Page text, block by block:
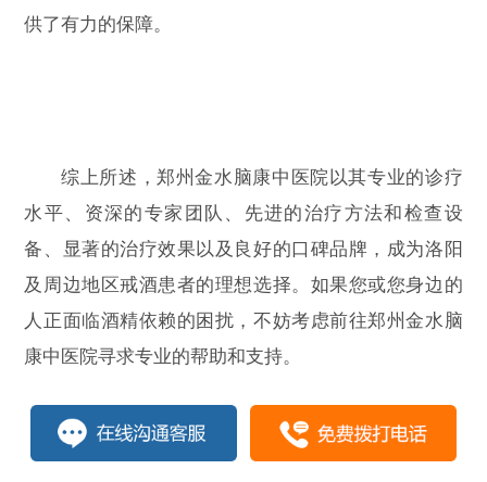
供了有力的保障。
综上所述，郑州金水脑康中医院以其专业的诊疗
水平、资深的专家团队、先进的治疗方法和检查设
备、显著的治疗效果以及良好的口碑品牌，成为洛阳
及周边地区戒酒患者的理想选择。如果您或您身边的
人正面临酒精依赖的困扰，不妨考虑前往郑州金水脑
康中医院寻求专业的帮助和支持。